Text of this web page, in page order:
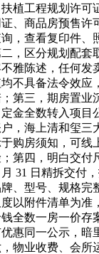
植工程规划许可
、商品房预售许
，查看复印件、
，区分规划配套
雅陈述，任何发
不具备法令效应
第三，期房置业
金全数转入项目
，海上清和玺三
购房须知，可线
第四，明白交付
月 31 日精拆交付
、型号、规格完
以附件清单为准
全数一房一价存
惠同一公示，暗
物业收费、会所